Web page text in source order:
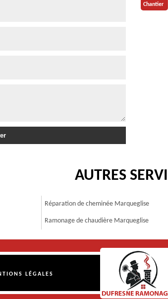
Chantier
AUTRES
Réparation de cheminée Marqueglise
Ramonage de chaudière Marqueglise
LÉGALES